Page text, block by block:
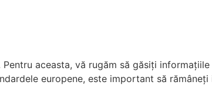
aceasta, vă rugăm să găsiți
europene, este important să